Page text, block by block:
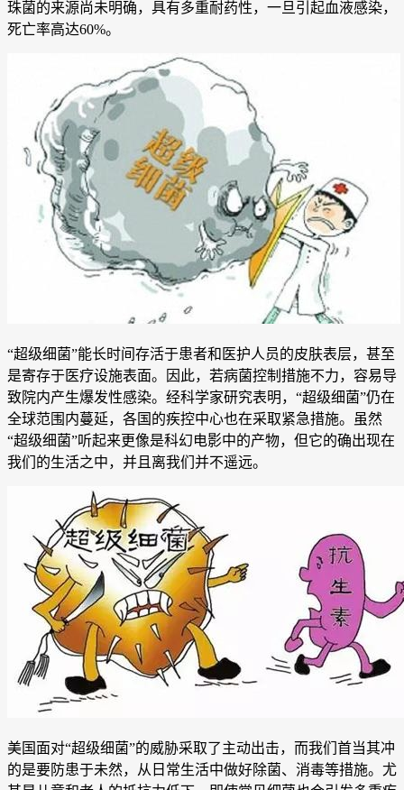
珠菌的来源尚未明确，具有多重耐药性，一旦引起血液感染，
死亡率高达60%。
“超级细菌”能长时间存活于患者和医护人员的皮肤表层，甚至
是寄存于医疗设施表面。因此，若病菌控制措施不力，容易导
致院内产生爆发性感染。经科学家研究表明，“超级细菌”仍在
全球范围内蔓延，各国的疾控中心也在采取紧急措施。虽然
“超级细菌”听起来更像是科幻电影中的产物，但它的确出现在
我们的生活之中，并且离我们并不遥远。
美国面对“超级细菌”的威胁采取了主动出击，而我们首当其冲
的是要防患于未然，从日常生活中做好除菌、消毒等措施。尤